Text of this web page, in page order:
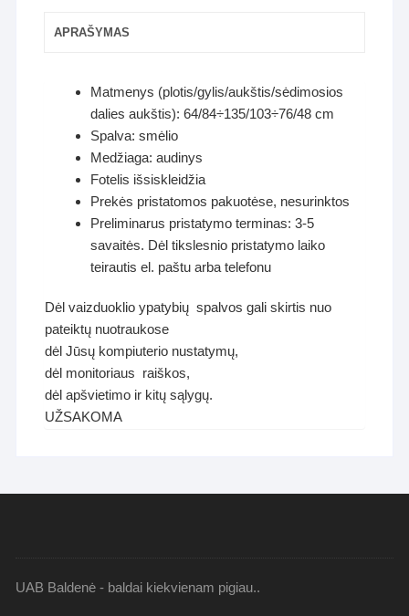
APRAŠYMAS
Matmenys (plotis/gylis/aukštis/sėdimosios
dalies aukštis): 64/84÷135/103÷76/48 cm
Spalva: smėlio
Medžiaga: audinys
Fotelis išsiskleidžia
Prekės pristatomos pakuotėse, nesurinktos
Preliminarus pristatymo terminas: 3-5
savaitės. Dėl tikslesnio pristatymo laiko
teirautis el. paštu arba telefonu
Dėl vaizduoklio ypatybių spalvos gali skirtis nuo
pateiktų nuotraukose
dėl Jūsų kompiuterio nustatymų,
dėl monitoriaus raiškos,
dėl apšvietimo ir kitų sąlygų.
UŽSAKOMA
UAB Baldenė - baldai kiekvienam pigiau..